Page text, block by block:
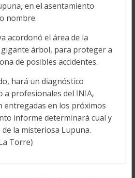
en el asentamiento
nombre.
acordonó el área de la
árbol, para proteger a
de posibles accidentes.
hará un diagnóstico
profesionales del INIA,
entregadas en los próximos
informe determinará cual y
la misteriosa Lupuna.
Torre)